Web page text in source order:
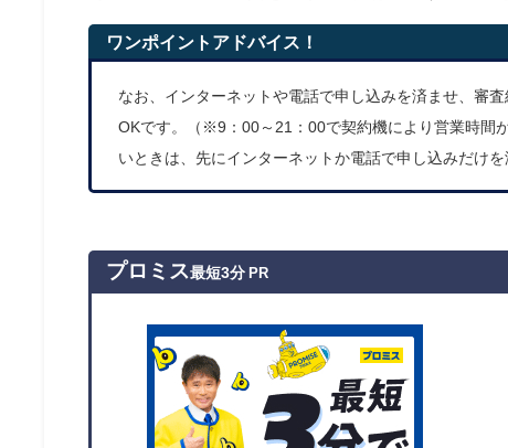
ワンポイントアドバイス！
なお、インターネットや電話で申し込みを済ませ、審
OKです。（※9：00～21：00で契約機により営業時間
いときは、先にインターネットか電話で申し込みだけを
プロミス最短3分 PR